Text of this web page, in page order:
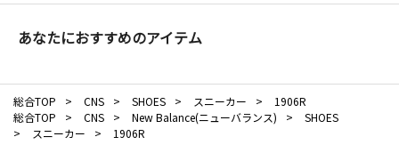
あなたにおすすめのアイテム
総合TOP > CNS > SHOES > スニーカー >
1906R
総合TOP
> CNS > New Balance(ニューバランス) >
SHOES
>
スニーカー > 1906R